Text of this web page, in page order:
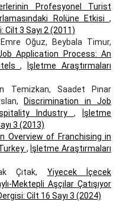
Profesyonel Turist
Rolüne Etkisi,
Cilt 3 Sayı 2 (2011)
Oğuz, Beybala Timur,
Application Process: An
,
İşletme Araştırmaları
Temizkan, Saadet Pınar
Discrimination in Job
Industry ,
İşletme
3 (2013)
Overview of Franchising in
, İşletme Araştırmaları
Çıtak, Yiyecek İçecek
Mektepli Aşçılar Çatışıyor
Cilt 16 Sayı 3 (2024)